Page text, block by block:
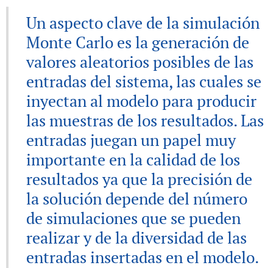
Un aspecto clave de la simulación
Monte Carlo es la generación de
valores aleatorios posibles de las
entradas del sistema, las cuales se
inyectan al modelo para producir
las muestras de los resultados. Las
entradas juegan un papel muy
importante en la calidad de los
resultados ya que la precisión de
la solución depende del número
de simulaciones que se pueden
realizar y de la diversidad de las
entradas insertadas en el modelo.